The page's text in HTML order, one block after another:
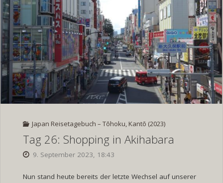
Japan Reisetagebuch – Tōhoku, Kantō (2023)
Tag 26: Shopping in Akihabara
9. September 2023, 18:43
Nun stand heute bereits der letzte Wechsel auf unserer